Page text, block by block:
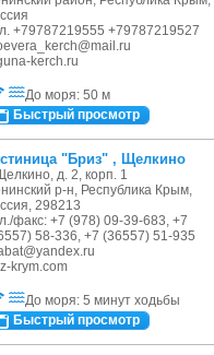
+79787219555 +79787219527
kerch.ru
До моря: 50 м
Быстрый просмотр
"Бриз" , Щелкино
д. 2, корп. 1
р-н, Республика Крым,
298213
факс: +7 (978) 09-39-683, +7
58-336, +7 (36557) 51-935
krym.com
До моря: 5 минут ходьбы
Быстрый просмотр